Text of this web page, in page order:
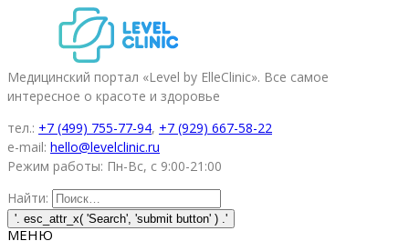
Медицинский портал «Level by ElleClinic». Все самое
интересное о красоте и здоровье
тел.: +7 (499) 755-77-94, +7 (929) 667-58-22
e-mail: hello@levelclinic.ru
Режим работы: Пн-Вс, с 9:00-21:00
Найти:
МЕНЮ